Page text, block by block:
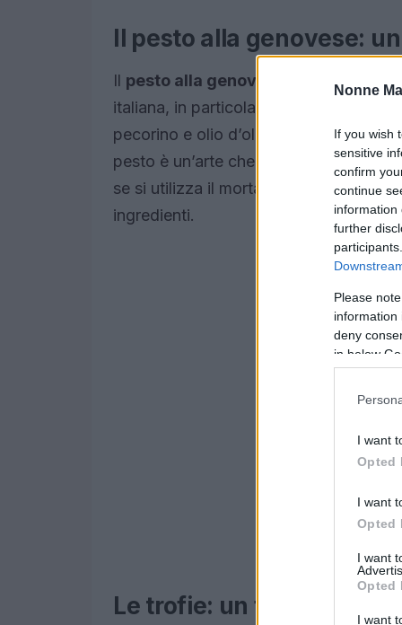
Nonne
If you wish
sensitive
confirm
continue
information
further
Please
information
deny
in below
I want
Opted
I want
Opted
I want
Opted
I want
Il pesto alla genovese:
Il pesto alla genovese
è senza
italiana, in particolare della Liguria.
pecorino e olio d’oliva è un simbolo
pesto è un’arte che richiede
se si utilizza il mortaio, metodo
ingredienti.
Le trofie: un formato di